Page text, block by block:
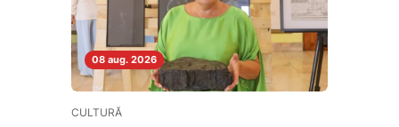
08 aug. 2026
CULTURĂ